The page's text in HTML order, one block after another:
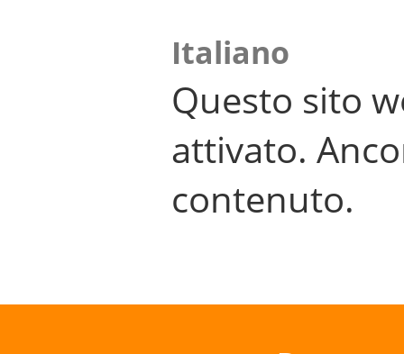
Italiano
Questo sito
attivato.
contenuto.